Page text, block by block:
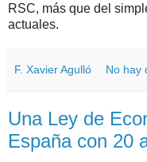
RSC, más que del
actuales.
F. Xavier Agulló No hay
Una Ley de
España con 20